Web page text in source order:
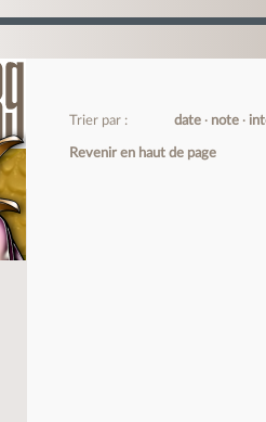
Trier par : date note
Revenir en haut de page